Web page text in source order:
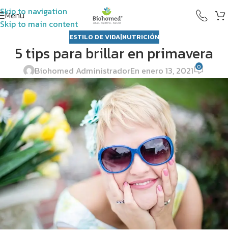
Skip to navigation
Skip to main content
Menú
ESTILO DE VIDA|NUTRICIÓN
5 tips para brillar en primavera
Biohomed AdministradorEn enero 13, 2021 0